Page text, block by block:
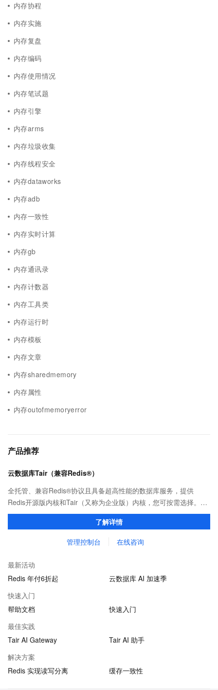
内存协程
内存实施
内存复盘
内存编码
内存使用情况
内存笔试题
内存引擎
内存arms
内存垃圾收集
内存线程安全
内存dataworks
内存adb
内存一致性
内存实时计算
内存gb
内存通讯录
内存计数器
内存工具类
内存运行时
内存模板
内存文章
内存sharedmemory
内存属性
内存outofmemoryerror
产品推荐
云数据库Tair（兼容Redis®）
全托管、兼容Redis®协议且具备超高性能的数据库服务，提供
Redis开源版内核和Tair（又称为企业版）内核，您可按需选择。保
证亚毫秒级的稳定时延，为应用程序起到加速作用，在对时延有严
了解详情
管理控制台 在线咨询
最新活动
Redis 年付6折起
云数据库 AI 加速季
快速入门
帮助文档
快速入门
最佳实践
Tair AI Gateway
Tair AI 助手
解决方案
Redis 实现读写分离
缓存一致性